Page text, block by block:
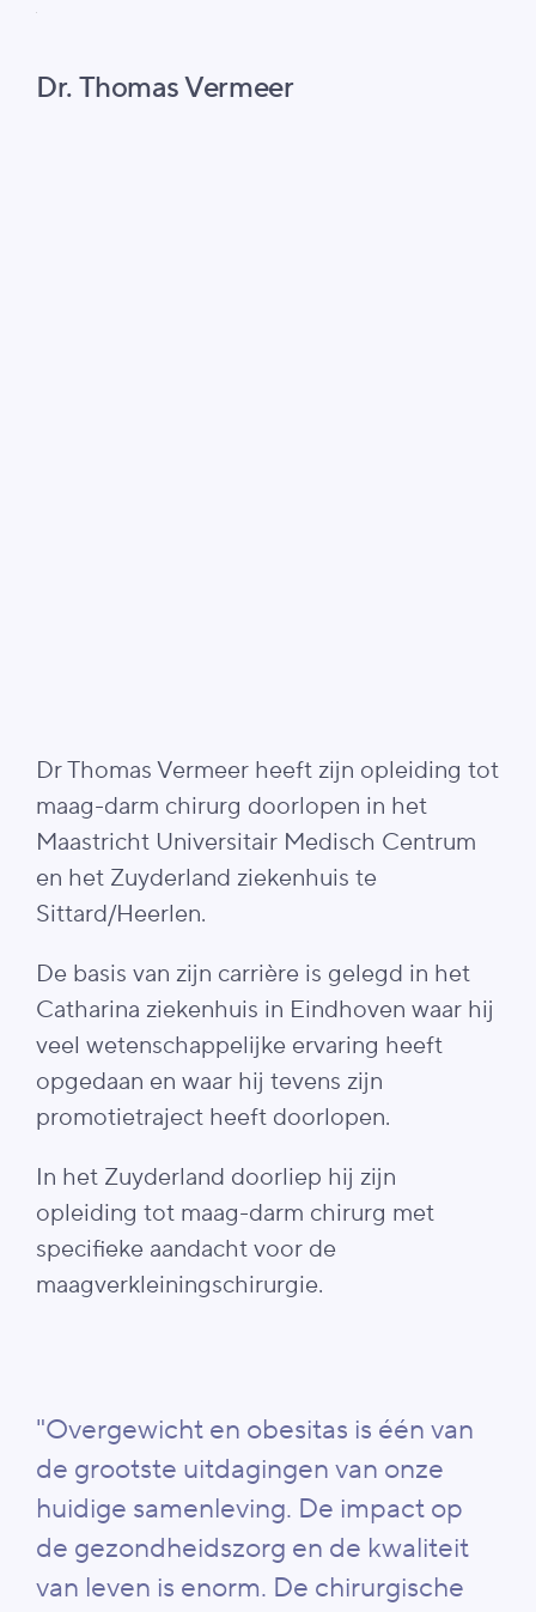
Dr. Thomas Vermeer
Dr Thomas Vermeer heeft zijn opleiding tot
maag-darm chirurg doorlopen in het
Maastricht Universitair Medisch Centrum
en het Zuyderland ziekenhuis te
Sittard/Heerlen.
De basis van zijn carrière is gelegd in het
Catharina ziekenhuis in Eindhoven waar hij
veel wetenschappelijke ervaring heeft
opgedaan en waar hij tevens zijn
promotietraject heeft doorlopen.
In het Zuyderland doorliep hij zijn
opleiding tot maag-darm chirurg met
specifieke aandacht voor de
maagverkleiningschirurgie.
"Overgewicht en obesitas is één van
de grootste uitdagingen van onze
huidige samenleving. De impact op
de gezondheidszorg en de kwaliteit
van leven is enorm. De chirurgische